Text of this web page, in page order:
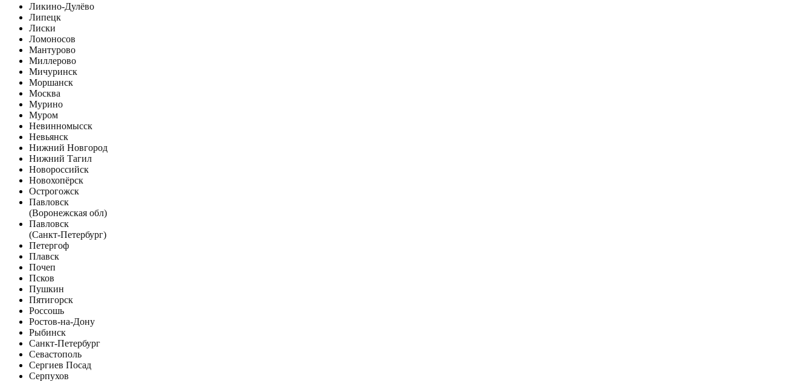
Ликино-Дулёво
Липецк
Лиски
Ломоносов
Мантурово
Миллерово
Мичуринск
Моршанск
Москва
Мурино
Муром
Невинномысск
Невьянск
Нижний Новгород
Нижний Тагил
Новороссийск
Новохопёрск
Острогожск
Павловск
(Воронежская обл)
Павловск
(Санкт-Петербург)
Петергоф
Плавск
Почеп
Псков
Пушкин
Пятигорск
Россошь
Ростов-на-Дону
Рыбинск
Санкт-Петербург
Севастополь
Сергиев Посад
Серпухов